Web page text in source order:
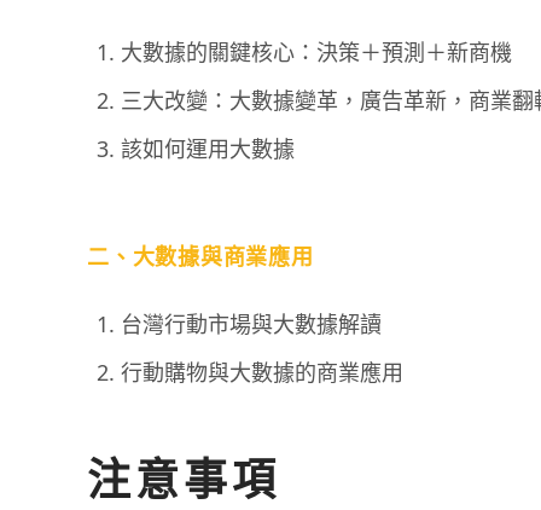
大數據的關鍵核心：決策＋預測＋新商機
三大改變：大數據變革，廣告革新，商業翻
該如何運用大數據
二、大數據與商業應用
台灣行動市場與大數據解讀
行動購物與大數據的商業應用
注意事項